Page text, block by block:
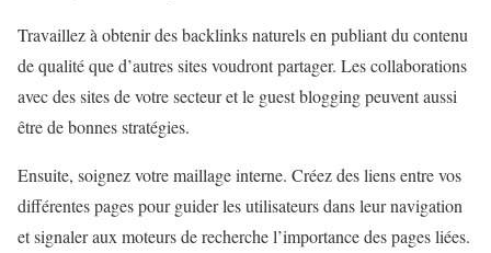
Travaillez à obtenir des backlinks naturels en publiant du contenu
de qualité que d’autres sites voudront partager. Les collaborations
avec des sites de votre secteur et le guest blogging peuvent aussi
être de bonnes stratégies.
Ensuite, soignez votre maillage interne. Créez des liens entre vos
différentes pages pour guider les utilisateurs dans leur navigation
et signaler aux moteurs de recherche l’importance des pages liées.